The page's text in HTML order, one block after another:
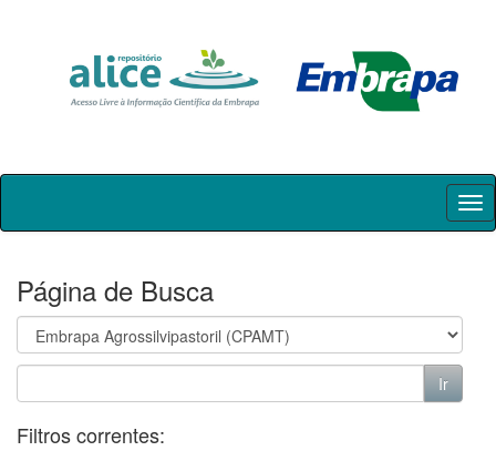
Skip
Página de Busca
Filtros correntes: